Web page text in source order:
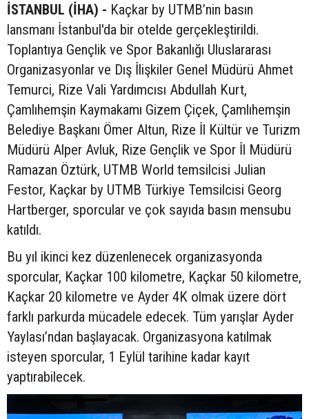
İSTANBUL (İHA) - Kaçkar by UTMB’nin basın
lansmanı İstanbul'da bir otelde gerçekleştirildi.
Toplantıya Gençlik ve Spor Bakanlığı Uluslararası
Organizasyonlar ve Dış İlişkiler Genel Müdürü Ahmet
Temurci, Rize Vali Yardımcısı Abdullah Kurt,
Çamlıhemşin Kaymakamı Gizem Çiçek, Çamlıhemşin
Belediye Başkanı Ömer Altun, Rize İl Kültür ve Turizm
Müdürü Alper Avluk, Rize Gençlik ve Spor İl Müdürü
Ramazan Öztürk, UTMB World temsilcisi Julian
Festor, Kaçkar by UTMB Türkiye Temsilcisi Georg
Hartberger, sporcular ve çok sayıda basın mensubu
katıldı.
Bu yıl ikinci kez düzenlenecek organizasyonda
sporcular, Kaçkar 100 kilometre, Kaçkar 50 kilometre,
Kaçkar 20 kilometre ve Ayder 4K olmak üzere dört
farklı parkurda mücadele edecek. Tüm yarışlar Ayder
Yaylası’ndan başlayacak. Organizasyona katılmak
isteyen sporcular, 1 Eylül tarihine kadar kayıt
yaptırabilecek.